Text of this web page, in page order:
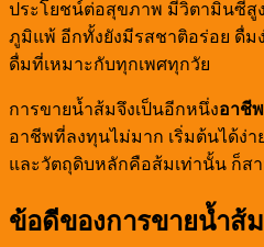
ประโยชน์ต่อสุขภาพ มีวิตามินซีสู
ภูมิแพ้ อีกทั้งยังมีรสชาติอร่อย ดื่ม
ดื่มที่เหมาะกับทุกเพศทุกวัย
การขายน้ำส้มจึงเป็นอีกหนึ่งอาชี
อาชีพที่ลงทุนไม่มาก เริ่มต้นได้ง่า
และวัตถุดิบหลักคือส้มเท่านั้น ก็สา
ข้อดีของการขายน้ำส้